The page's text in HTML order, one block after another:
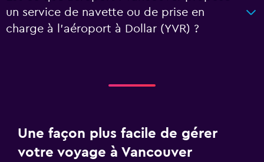
un service de navette ou de prise en
charge à l’aéroport à Dollar (YVR) ?
Une façon plus facile de gérer
votre voyage à Vancouver